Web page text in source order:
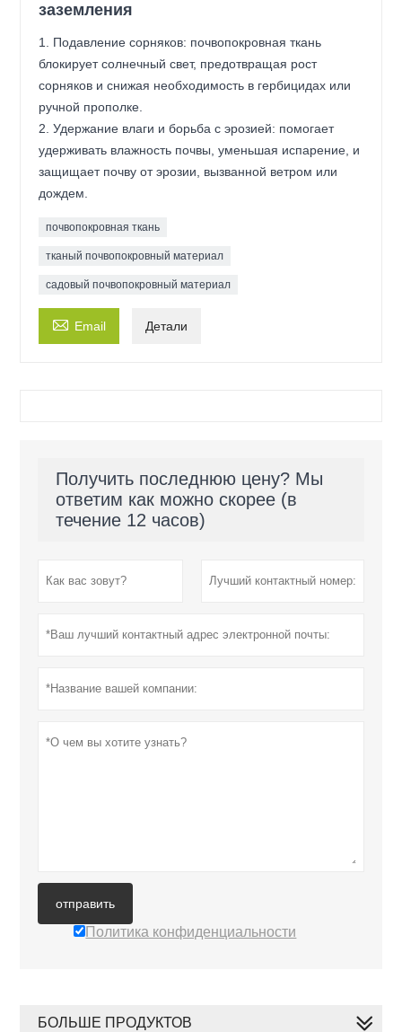
заземления
1. Подавление сорняков: почвопокровная ткань
блокирует солнечный свет, предотвращая рост
сорняков и снижая необходимость в гербицидах или
ручной прополке.
2. Удержание влаги и борьба с эрозией: помогает
удерживать влажность почвы, уменьшая испарение, и
защищает почву от эрозии, вызванной ветром или
дождем.
почвопокровная ткань
тканый почвопокровный материал
садовый почвопокровный материал
 Email Детали
Получить последнюю цену? Мы
ответим как можно скорее (в
течение 12 часов)
отправить
Политика конфиденциальности
БОЛЬШЕ ПРОДУКТОВ